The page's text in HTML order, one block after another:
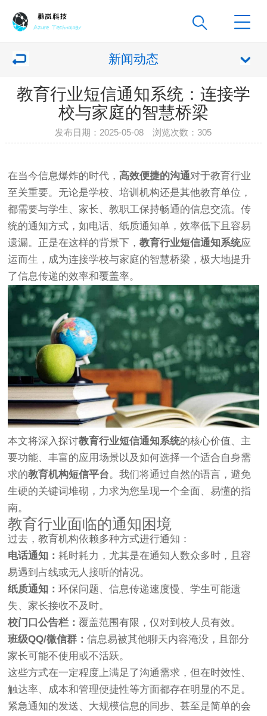
新闻动态
教育行业短信通知系统：连接学
校与家庭的智慧桥梁
发布日期：2025-05-08 浏览次数：305
在当今信息爆炸的时代， 高效便捷的沟通对于教育行业
至关重要。无论是学校、培训机构还是其他教育单位，
都需要与学生、家长、教职工保持畅通的信息交流。传
统的通知方式，如电话、纸质通知单，效率低下且容易
遗漏。正是在这样的背景下，教育行业短信通知系统应
运而生，成为连接学校与家庭的智慧桥梁，极大地提升
了信息传递的效率和覆盖率。
本文将深入探讨教育行业短信通知系统的核心价值、主
要功能、丰富的应用场景以及如何选择一个适合自身需
求的教育机构短信平台。我们将通过自然的语言，避免
生硬的关键词堆砌，力求为您呈现一个全面、易懂的指
南。
教育行业面临的通知困境
过去，教育机构依赖多种方式进行通知：
电话通知：耗时耗力，尤其是在通知人数众多时，且容
易遇到占线或无人接听的情况。
纸质通知：环保问题、信息传递速度慢、学生可能遗
失、家长接收不及时。
校门口公告栏：覆盖范围有限，仅对到校人员有效。
班级QQ/微信群：信息易被其他聊天内容淹没，且部分
家长可能不使用或不活跃。
这些方式在一定程度上满足了沟通需求，但在时效性、
触达率、成本和管理便捷性等方面都存在明显的不足。
紧急通知的发送、大规模信息的同步、甚至是简单的会